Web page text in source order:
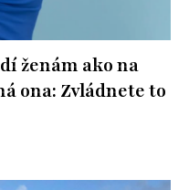
ženám ako na
ona: Zvládnete to